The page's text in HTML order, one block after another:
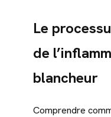
Le
de
blancheur
Comprendre